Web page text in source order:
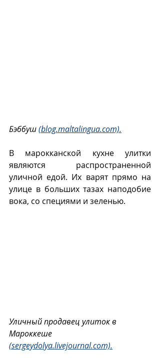
Бэббуш (blog.maltalingua.com).
В марокканской кухне улитки
являются распространенной
уличной едой. Их варят прямо на
улице в больших тазах наподобие
вока, со специями и зеленью.
Уличный продавец улиток в
Мароккеше
(sergeydolya.livejournal.com).